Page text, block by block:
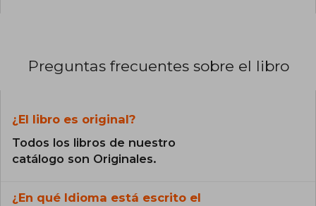
Preguntas frecuentes sobre el libro
¿El libro es original?
Todos los libros de nuestro
catálogo son Originales.
¿En qué Idioma está escrito el